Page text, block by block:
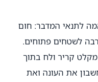
לתנאי המדבר: חום
לשטחים פתוחים.
קריר ולח בתוך
את העונה ואת